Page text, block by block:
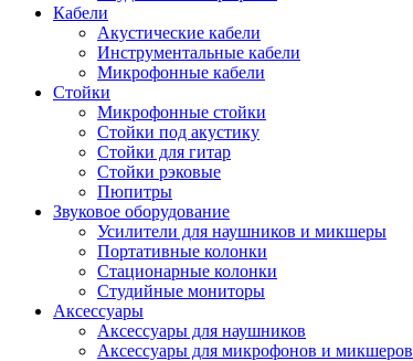
Кабели
Акустические кабели
Инструментальные кабели
Микрофонные кабели
Стойки
Микрофонные стойки
Стойки под акустику
Стойки для гитар
Стойки рэковые
Пюпитры
Звуковое оборудование
Усилители для наушников и микшеры
Портативные колонки
Стационарные колонки
Студийные мониторы
Аксессуары
Аксессуары для наушников
Аксессуары для микрофонов и микшеров